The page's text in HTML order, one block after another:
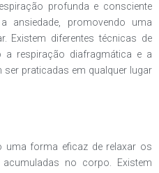
profunda e consciente
ansiedade, promovendo uma
Existem diferentes técnicas de
a respiração diafragmática e a
praticadas em qualquer lugar
uma forma eficaz de relaxar os
no corpo. Existem